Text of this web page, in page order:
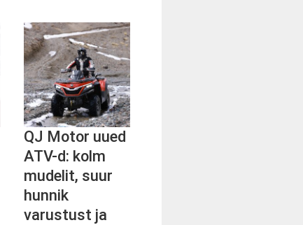
QJ Motor uued
ATV-d: kolm
mudelit, suur
hunnik
varustust ja